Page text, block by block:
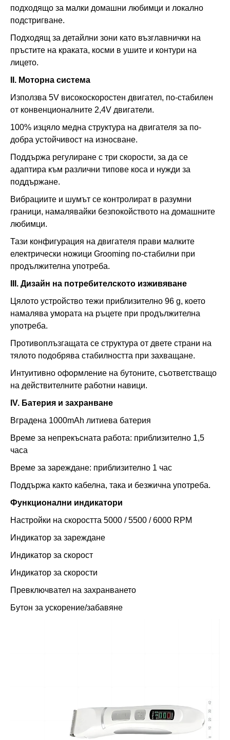
подходящо за малки домашни любимци и локално
подстригване.
Подходящ за детайлни зони като възглавнички на
пръстите на краката, косми в ушите и контури на
лицето.
II. Моторна система
Използва 5V високоскоростен двигател, по-стабилен
от конвенционалните 2,4V двигатели.
100% изцяло медна структура на двигателя за по-
добра устойчивост на износване.
Поддържа регулиране с три скорости, за да се
адаптира към различни типове коса и нужди за
поддържане.
Вибрациите и шумът се контролират в разумни
граници, намалявайки безпокойството на домашните
любимци.
Тази конфигурация на двигателя прави малките
електрически ножици Grooming по-стабилни при
продължителна употреба.
III. Дизайн на потребителското изживяване
Цялото устройство тежи приблизително 96 g, което
намалява умората на ръцете при продължителна
употреба.
Противоплъзгащата се структура от двете страни на
тялото подобрява стабилността при захващане.
Интуитивно оформление на бутоните, съответстващо
на действителните работни навици.
IV. Батерия и захранване
Вградена 1000mAh литиева батерия
Време за непрекъсната работа: приблизително 1,5
часа
Време за зареждане: приблизително 1 час
Поддържа както кабелна, така и безжична употреба.
Функционални индикатори
Настройки на скоростта 5000 / 5500 / 6000 RPM
Индикатор за зареждане
Индикатор за скорост
Индикатор за скорости
Превключвател на захранването
Бутон за ускорение/забавяне